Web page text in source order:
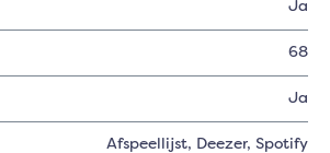
Ja
68
Ja
Afspeellijst, Deezer, Spotify